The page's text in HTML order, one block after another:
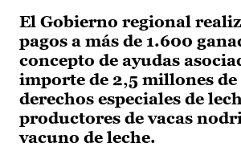
El Gobierno regional
pagos a más de 1.600
concepto de ayudas
importe de 2,5 millones de
derechos especiales de
productores de vacas
vacuno de leche.